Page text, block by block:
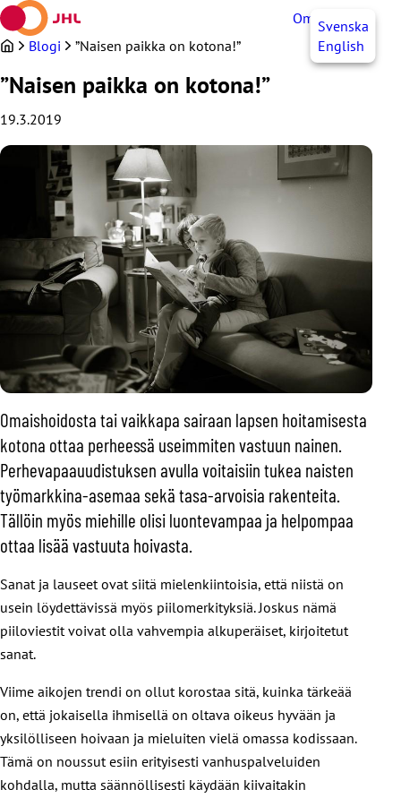
Siirry
sisältöön
OmaJHLSvenska
English
Blogi ”Naisen paikka on kotona!”
”Naisen paikka on kotona!”
19.3.2019
Omaishoidosta tai vaikkapa sairaan lapsen hoitamisesta
kotona ottaa perheessä useimmiten vastuun nainen.
Perhevapaauudistuksen avulla voitaisiin tukea naisten
työmarkkina-asemaa sekä tasa-arvoisia rakenteita.
Tällöin myös miehille olisi luontevampaa ja helpompaa
ottaa lisää vastuuta hoivasta.
Sanat ja lauseet ovat siitä mielenkiintoisia, että niistä on
usein löydettävissä myös piilomerkityksiä. Joskus nämä
piiloviestit voivat olla vahvempia alkuperäiset, kirjoitetut
sanat.
Viime aikojen trendi on ollut korostaa sitä, kuinka tärkeää
on, että jokaisella ihmisellä on oltava oikeus hyvään ja
yksilölliseen hoivaan ja mieluiten vielä omassa kodissaan.
Tämä on noussut esiin erityisesti vanhuspalveluiden
kohdalla, mutta säännöllisesti käydään kiivaitakin